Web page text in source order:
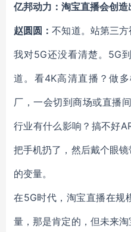
亿邦动力：淘宝直播会创造
赵圆圆：不知道。站第三
我对5G还没看清楚。5G
道。看4K高清直播？做
厂，一会切到商场或直播
行业有什么影响？搞不好
把手机扔了，然后戴个眼
的变量。
在5G时代，淘宝直播在规
量，那是肯定的，但未来